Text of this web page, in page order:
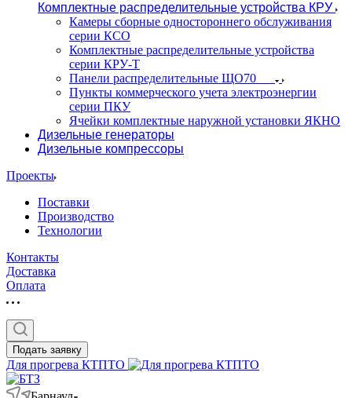
Комплектные распределительные устройства КРУ
Камеры сборные одностороннего обслуживания
серии КСО
Комплектные распределительные устройства
серии КРУ-Т
Панели распределительные ЩО70
Пункты коммерческого учета электроэнергии
серии ПКУ
Ячейки комплектные наружной установки ЯКНО
Дизельные генераторы
Дизельные компрессоры
Проекты
Поставки
Производство
Технологии
Контакты
Доставка
Оплата
Подать заявку
Для прогрева КТПТО